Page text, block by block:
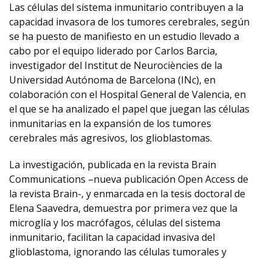
Las células del sistema inmunitario contribuyen a la
capacidad invasora de los tumores cerebrales, según
se ha puesto de manifiesto en un estudio llevado a
cabo por el equipo liderado por Carlos Barcia,
investigador del Institut de Neurociències de la
Universidad Autónoma de Barcelona (INc), en
colaboración con el Hospital General de Valencia, en
el que se ha analizado el papel que juegan las células
inmunitarias en la expansión de los tumores
cerebrales más agresivos, los glioblastomas.
La investigación, publicada en la revista Brain
Communications –nueva publicación Open Access de
la revista Brain-, y enmarcada en la tesis doctoral de
Elena Saavedra, demuestra por primera vez que la
microglía y los macrófagos, células del sistema
inmunitario, facilitan la capacidad invasiva del
glioblastoma, ignorando las células tumorales y